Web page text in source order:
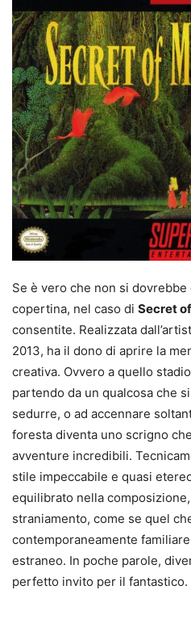
Se è vero che non si
copertina, nel caso di Secret
consentite. Realizzata
2013, ha il dono di aprire la
creativa. Ovvero a quello
partendo da un qualcosa che
sedurre, o ad accennare
foresta diventa uno scrigno
avventure incredibili.
stile impeccabile e quasi
equilibrato nella
straniamento, come se quel
contemporaneamente
estraneo. In poche parole,
perfetto invito per il fantastico.